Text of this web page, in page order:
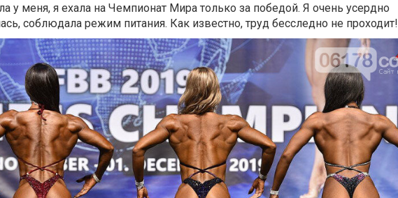
у меня, я ехала на Чемпионат Мира только за победой. Я очень усердно
соблюдала режим питания. Как известно, труд бесследно не проходит!